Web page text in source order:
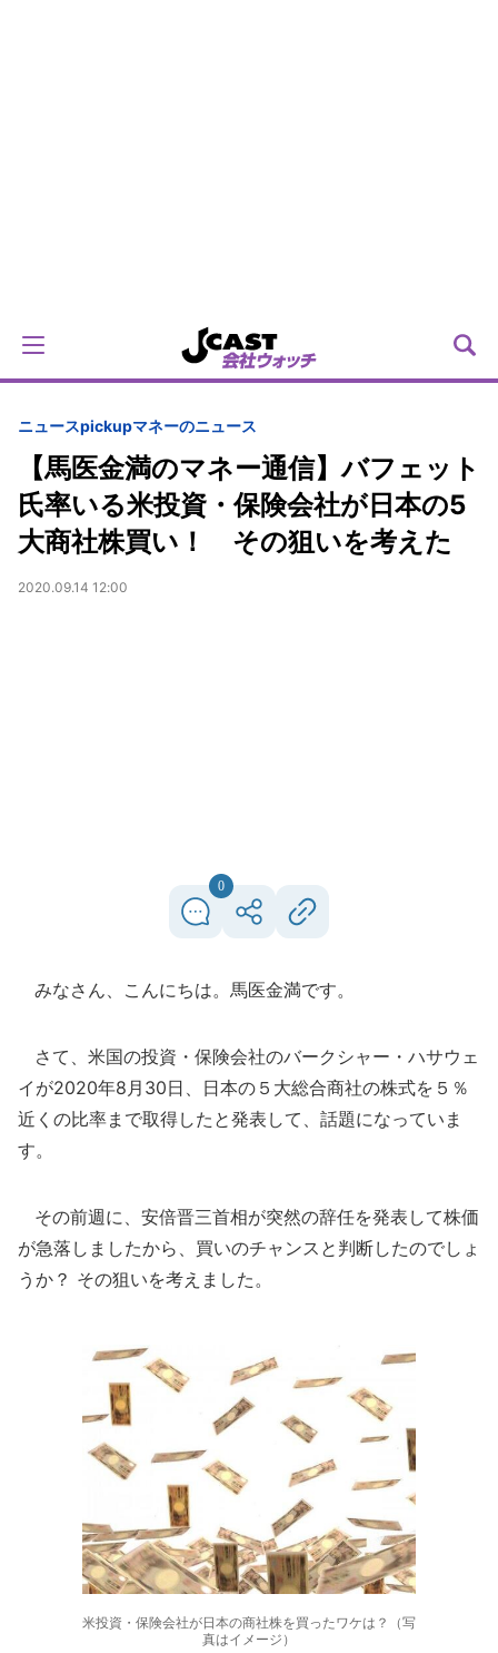
ニュースpickupマネーのニュース
【馬医金満のマネー通信】バフェット
氏率いる米投資・保険会社が日本の5
大商社株買い！ その狙いを考えた
2020.09.14 12:00
0
みなさん、こんにちは。馬医金満です。
さて、米国の投資・保険会社のバークシャー・ハサウェ
イが2020年8月30日、日本の５大総合商社の株式を５％
近くの比率まで取得したと発表して、話題になっていま
す。
その前週に、安倍晋三首相が突然の辞任を発表して株価
が急落しましたから、買いのチャンスと判断したのでしょ
うか？ その狙いを考えました。
米投資・保険会社が日本の商社株を買ったワケは？（写
真はイメージ）